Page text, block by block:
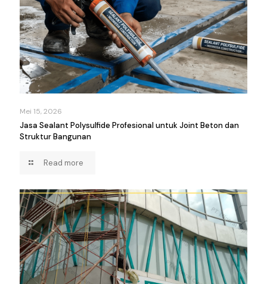
Mei 15, 2026
Jasa Sealant Polysulfide Profesional untuk Joint Beton dan
Struktur Bangunan
Read more